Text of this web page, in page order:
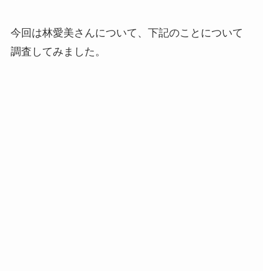
今回は林愛美さんについて、下記のことについて
調査してみました。